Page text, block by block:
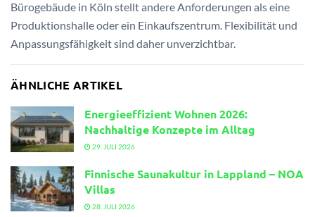
Bürogebäude in Köln stellt andere Anforderungen als eine
Produktionshalle oder ein Einkaufszentrum. Flexibilität und
Anpassungsfähigkeit sind daher unverzichtbar.
ÄHNLICHE ARTIKEL
Energieeffizient Wohnen 2026:
Nachhaltige Konzepte im Alltag
29. JULI 2026
Finnische Saunakultur in Lappland – NOA
Villas
28. JULI 2026